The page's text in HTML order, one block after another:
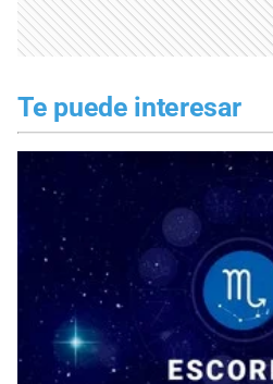
Te puede interesar